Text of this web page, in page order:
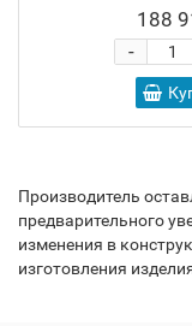
188
-
Производитель
предварительного
изменения в
изготовления